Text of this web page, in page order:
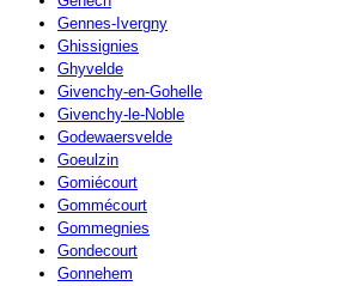
Gennes-Ivergny
Ghissignies
Ghyvelde
Givenchy-en-Gohelle
Givenchy-le-Noble
Godewaersvelde
Goeulzin
Gomiécourt
Gommécourt
Gommegnies
Gondecourt
Gonnehem